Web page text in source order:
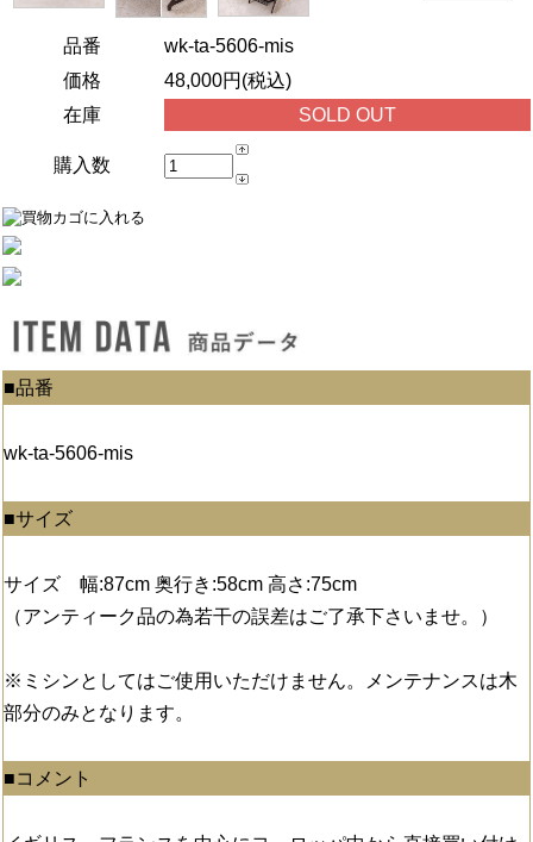
品番
wk-ta-5606-mis
価格
48,000円(税込)
在庫
SOLD OUT
購入数
■品番
wk-ta-5606-mis
■サイズ
サイズ 幅:87cm 奥行き:58cm 高さ:75cm
（アンティーク品の為若干の誤差はご了承下さいませ。）
※ミシンとしてはご使用いただけません。メンテナンスは木
部分のみとなります。
■コメント